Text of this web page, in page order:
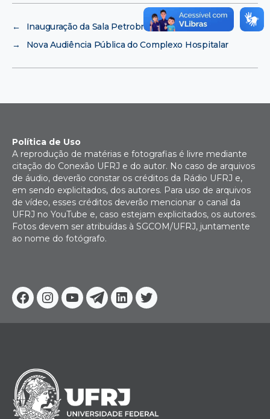
←
Inauguração da Sala Petrobras
→
Nova Audiência Pública do Complexo Hospitalar
Facebook
Instagram
YoutubeTelegram
Linkedin
Twitter
Política de Uso
A reprodução de matérias e fotografias é livre mediante
citação do Conexão UFRJ e do autor. No caso de arquivos
de áudio, deverão constar os créditos da Rádio UFRJ e,
em sendo explicitados, dos autores. Para uso de arquivos
de vídeo, esses créditos deverão mencionar o canal da
UFRJ no YouTube e, caso estejam explicitados, os autores.
Fotos devem ser atribuídas à SGCOM/UFRJ, juntamente
ao nome do fotógrafo.